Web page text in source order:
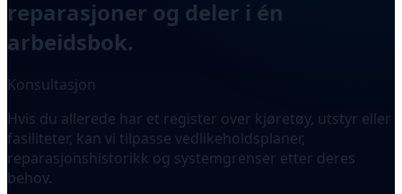
reparasjoner og deler i én
arbeidsbok.
Konsultasjon
Hvis du allerede har et register over kjøretøy, utstyr eller
fasiliteter, kan vi tilpasse vedlikeholdsplaner,
reparasjonshistorikk og systemgrenser etter deres
behov.